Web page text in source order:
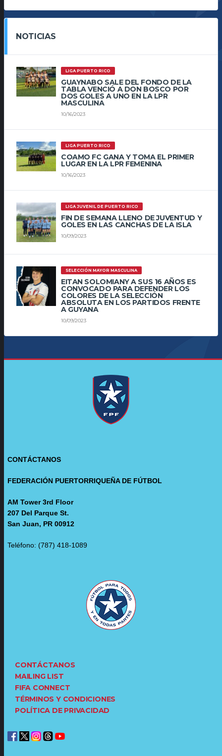
NOTICIAS
LIGA PUERTO RICO
GUAYNABO SALE DEL FONDO DE LA
TABLA VENCIÓ A DON BOSCO POR
DOS GOLES A UNO EN LA LPR
MASCULINA
10/16/2023
LIGA PUERTO RICO
COAMO FC GANA Y TOMA EL PRIMER
LUGAR EN LA LPR FEMENINA
10/16/2023
LIGA JUVENIL DE PUERTO RICO
FIN DE SEMANA LLENO DE JUVENTUD Y
GOLES EN LAS CANCHAS DE LA ISLA
10/09/2023
SELECCIÓN MAYOR MASCULINA
EITAN SOLOMIANY A SUS 16 AÑOS ES
CONVOCADO PARA DEFENDER LOS
COLORES DE LA SELECCIÓN
ABSOLUTA EN LOS PARTIDOS FRENTE
A GUYANA
10/09/2023
CONTÁCTANOS
FEDERACIÓN PUERTORRIQUEÑA DE FÚTBOL
AM Tower 3rd Floor
207 Del Parque St.
San Juan, PR 00912
Teléfono: (787) 418-1089
CONTÁCTANOS
MAILING LIST
FIFA CONNECT
TÉRMINOS Y CONDICIONES
POLÍTICA DE PRIVACIDAD